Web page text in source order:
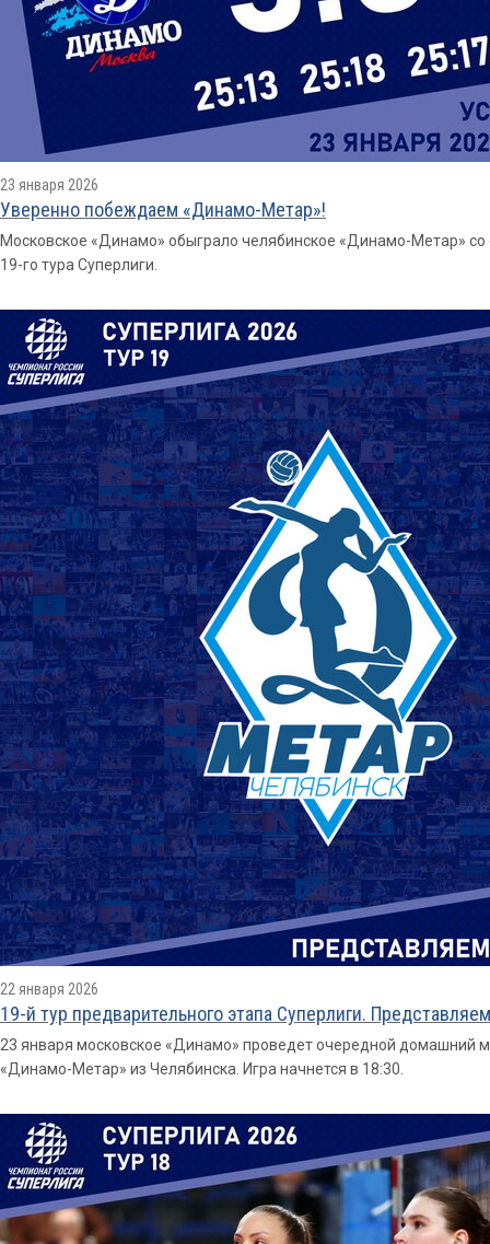
23 января 2026
Уверенно побеждаем «Динамо-Метар»!
Московское «Динамо» обыграло челябинское «Динамо-Метар»
19-го тура Суперлиги.
22 января 2026
19-й тур предварительного этапа Суперлиги.
23 января московское «Динамо» проведет очередной домашний
«Динамо-Метар» из Челябинска. Игра начнется в 18:30.